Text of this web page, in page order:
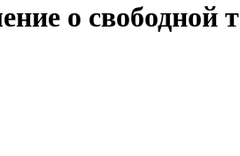
о свободной